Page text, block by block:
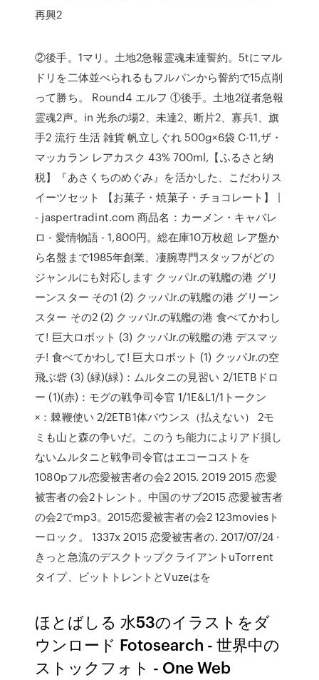
再興2
②後手。1マリ。土地2急報霊魂未達誓約。5tにマル
ドリを二体並べられるもフルパンから誓約で15点削
って勝ち。 Round4 エルフ ①後手。土地2従者急報
霊魂2声。in 光糸の場2、未達2、断片2、寡兵1、旗
手2 流行 生活 雑貨 帆立しぐれ 500g×6袋 C-11,ザ・
マッカラン レアカスク 43% 700ml,【ふるさと納
税】『あさくちのめぐみ』を活かした、こだわりス
イーツセット 【お菓子・焼菓子・チョコレート】 |
- jaspertradint.com 商品名：カーメン・キャバレ
ロ - 愛情物語 - 1,800円。総在庫10万枚超 レア盤か
ら名盤まで1985年創業、凄腕専門スタッフがどの
ジャンルにも対応します クッパJr.の戦艦の港 グリ
ーンスター その1 (2) クッパJr.の戦艦の港 グリーン
スター その2 (2) クッパJr.の戦艦の港 食べてかわし
て! 巨大ロボット (3) クッパJr.の戦艦の港 デスマッ
チ! 食べてかわして! 巨大ロボット (1) クッパJr.の空
飛ぶ砦 (3) (緑)(緑)：ムルタニの見習い 2/1ETBドロ
ー (1)(赤)：モグの戦争司令官 1/1E&L1/1トークン
×：棘鞭使い 2/2ETB1体バウンス（払えない） 2モ
ミも山と森の争いだ。このうち能力によりアド損し
ないムルタニと戦争司令官はエコーコストを
1080pフル恋愛被害者の会2 2015. 2019 2015 恋愛
被害者の会2トレント。中国のサブ2015 恋愛被害者
の会2でmp3。2015恋愛被害者の会2 123moviesト
ーロック。 1337x 2015 恋愛被害者の. 2017/07/24 ·
きっと急流のデスクトップクライアントuTorrent
タイプ、ビットトレントとVuzeはを
ほとばしる 水53のイラストをダ
ウンロード Fotosearch - 世界中の
ストックフォト - One Web